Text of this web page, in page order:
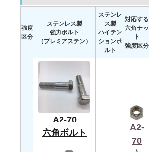
強度
区分
ステンレス製
強力ボルト
（プレミアステン）
ステンレ
ス製
ハイテン
ションボ
ルト
対応する
六角ナッ
ト
強度区分
A2-70
六角ボルト
A2-
70